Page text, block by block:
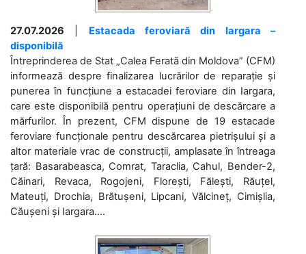
27.07.2026
Estacada feroviară din Iargara –
disponibilă
Întreprinderea de Stat „Calea Ferată din Moldova” (CFM)
informează despre finalizarea lucrărilor de reparație și
punerea în funcțiune a estacadei feroviare din Iargara,
care este disponibilă pentru operațiuni de descărcare a
mărfurilor. În prezent, CFM dispune de 19 estacade
feroviare funcționale pentru descărcarea pietrișului și a
altor materiale vrac de construcții, amplasate în întreaga
țară: Basarabeasca, Comrat, Taraclia, Cahul, Bender-2,
Căinari, Revaca, Rogojeni, Florești, Fălești, Răuțel,
Mateuți, Drochia, Brătușeni, Lipcani, Vălcineț, Cimișlia,
Căușeni și Iargara....